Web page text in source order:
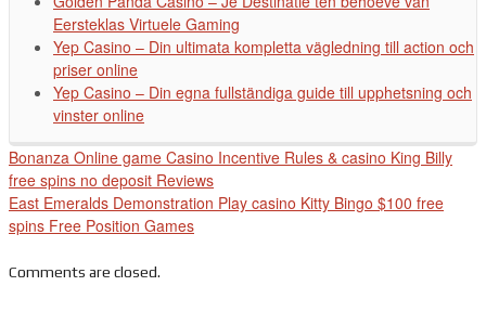
Eersteklas Virtuele Gaming
Yep Casino – Din ultimata kompletta vägledning till action och
priser online
Yep Casino – Din egna fullständiga guide till upphetsning och
vinster online
Bonanza Online game Casino Incentive Rules & casino King Billy
free spins no deposit Reviews
East Emeralds Demonstration Play casino Kitty Bingo $100 free
spins Free Position Games
Comments are closed.